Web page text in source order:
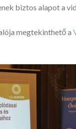
biztos alapot a
megtekinthető a